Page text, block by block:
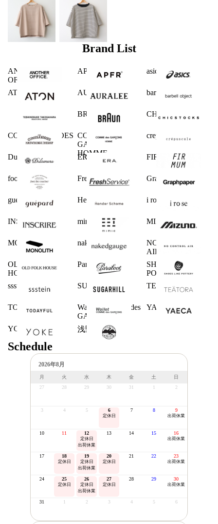
Brand List
ANOTHER
OFFICE
APFR asics
ATON AURALEE barbell object
BRAUN CHICSTOCKS
COMESANDGOES COMME des
GARCONS
HOMME
crepuscule
Dulcamara ERA. FIRMUM
foot the coacher FreshService Graphpaper
guepard Hender Scheme i ro se
INSCRIRE mimie MIZUNO
MONOLITH nakedgauge
NO CONTROL
AIR
OLD FOLK
HOUSE
Paraboot
SHOES LIKE
POTTERY
ssstein
SUGARHILL TEATORA
TODAYFUL
Wallet COMME des
GARCONS
YAECA
YOKE 浅野商店
Schedule
2026年8月
月 火 水 木 金 土
日
27
28 29 30 31 1 2
3 4 5 6
定休日
7 8 9
出荷休業
10 11 12
定休日
出荷休業
13 14 15 16
出荷休業
17 18
定休日
19
定休日
出荷休業
20
定休日
21 22 23
出荷休業
24 25
定休日
26
定休日
出荷休業
27
定休日
28 29 30
出荷休業
31 1 2 3 4 5 6